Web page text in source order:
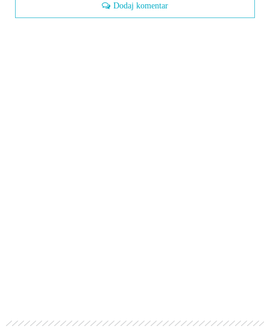
Dodaj komentar